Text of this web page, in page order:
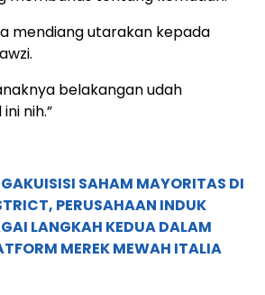
mendiang utarakan kepada
belakangan udah
nih.”
SAHAM MAYORITAS DI
PERUSAHAAN INDUK
LANGKAH KEDUA DALAM
MEREK MEWAH ITALIA